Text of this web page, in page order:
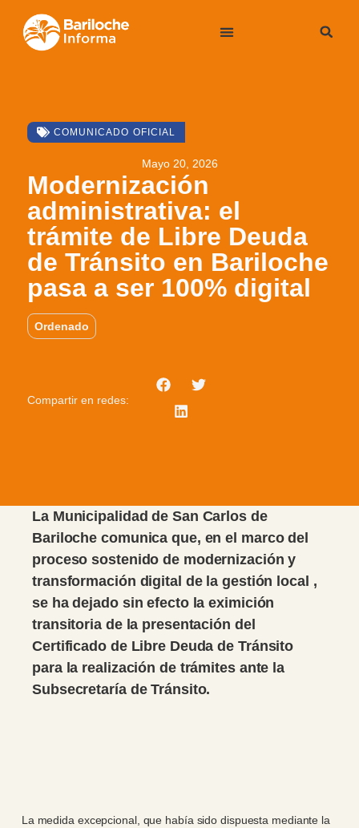
COMUNICADO OFICIAL
Mayo 20, 2026
Modernización
administrativa: el
trámite de Libre Deuda
de Tránsito en Bariloche
pasa a ser 100% digital
Ordenado
Compartir en redes:
La Municipalidad de San Carlos de
Bariloche comunica que, en el marco del
proceso sostenido de modernización y
transformación digital de la gestión local ,
se ha dejado sin efecto la eximición
transitoria de la presentación del
Certificado de Libre Deuda de Tránsito
para la realización de trámites ante la
Subsecretaría de Tránsito.
La medida excepcional, que había sido dispuesta mediante la